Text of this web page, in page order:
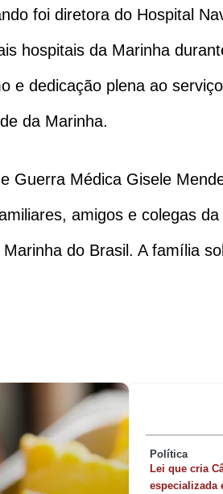
foi diretora do Hospital
hospitais da Marinha
e dedicação plena ao
da Marinha.
Guerra Médica Gisele
amigos e colegas
do Brasil. A família
Política
Lei que cria
especializada